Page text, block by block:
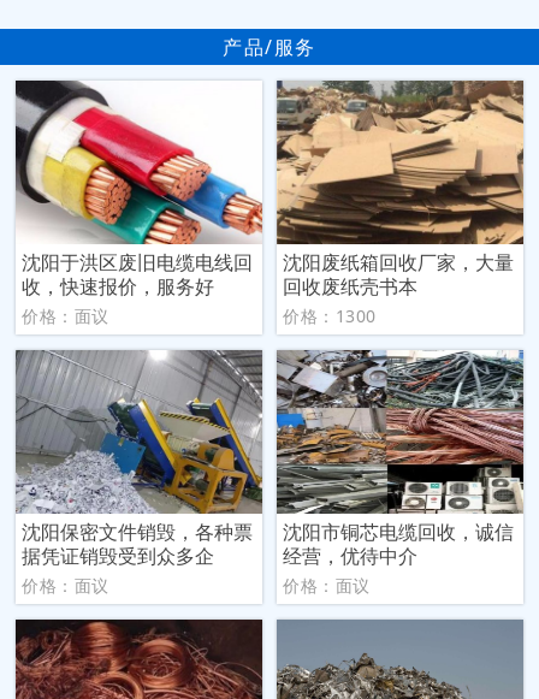
产品/服务
沈阳于洪区废旧电缆电线回
收，快速报价，服务好
价格：面议
沈阳废纸箱回收厂家，大量
回收废纸壳书本
价格：1300
沈阳保密文件销毁，各种票
据凭证销毁受到众多企
价格：面议
沈阳市铜芯电缆回收，诚信
经营，优待中介
价格：面议